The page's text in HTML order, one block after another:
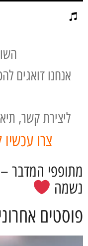
אנחנו דואגים
ליצירת קשר,
צרו עכשיו קשר –
מתופפי המדבר
נשמה
פוסטים